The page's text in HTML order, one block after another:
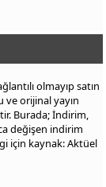
olmayıp satın
ve orijinal yayın
Burada; İndirim,
değişen indirim
için kaynak: Aktüel